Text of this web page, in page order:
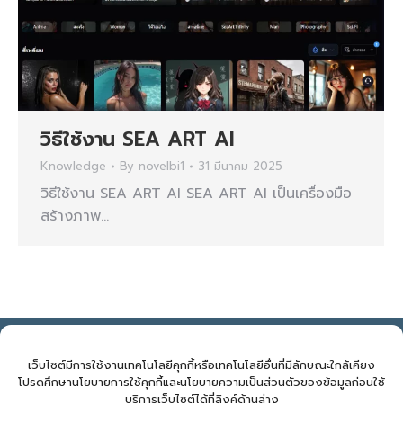
เว็บไซต์มีการใช้งานเทคโนโลยีคุกกี้หรือเทคโนโลยีอื่นที่มีลักษณะใกล้เคียง
โปรดศึกษานโยบายการใช้คุกกี้และนโยบายความเป็นส่วนตัวของข้อมูลก่อนใช้
บริการเว็บไซต์ได้ที่ลิงค์ด้านล่าง
วิธีใช้งาน SEA ART AI
Knowledge By novelbi1 31 มีนาคม 2025
วิธีใช้งาน SEA ART AI SEA ART AI เป็นเครื่องมือ
สร้างภาพ…
E: support@novelbiz.co.th T: 092.591.9499